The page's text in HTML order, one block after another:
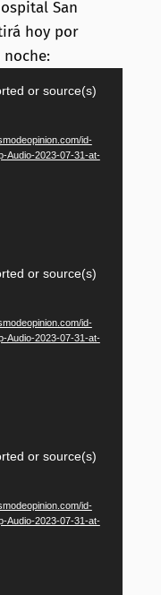
San
hoy por
or source(s)
id-
Audio-2023-07-31-at-
or source(s)
id-
Audio-2023-07-31-at-
or source(s)
id-
Audio-2023-07-31-at-